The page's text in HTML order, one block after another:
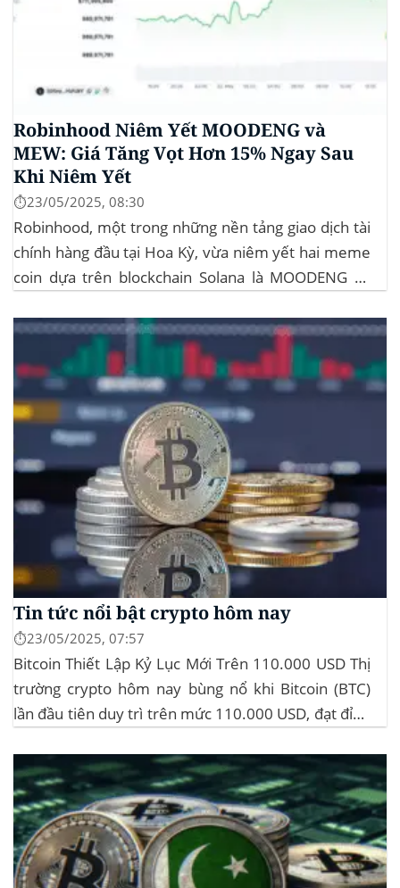
Robinhood Niêm Yết MOODENG và
MEW: Giá Tăng Vọt Hơn 15% Ngay Sau
Khi Niêm Yết
⏱️23/05/2025, 08:30
Robinhood, một trong những nền tảng giao dịch tài
chính hàng đầu tại Hoa Kỳ, vừa niêm yết hai meme
coin dựa trên blockchain Solana là MOODENG và
mẽ cho cả hai đồng tiền số, với mức tăng hơn...
Tin tức nổi bật crypto hôm nay
⏱️23/05/2025, 07:57
Bitcoin Thiết Lập Kỷ Lục Mới Trên 110.000 USD Thị
trường crypto hôm nay bùng nổ khi Bitcoin (BTC)
lần đầu tiên duy trì trên mức 110.000 USD, đạt đỉnh
mức giá cao nhất từ trước đến nay của...